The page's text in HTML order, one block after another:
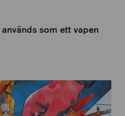
som ett vapen